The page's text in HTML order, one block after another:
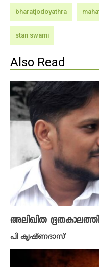
bharatjodoyathra
stan swami
Also Read
അലിഖിത
പി കൃഷ്​ണദാസ്